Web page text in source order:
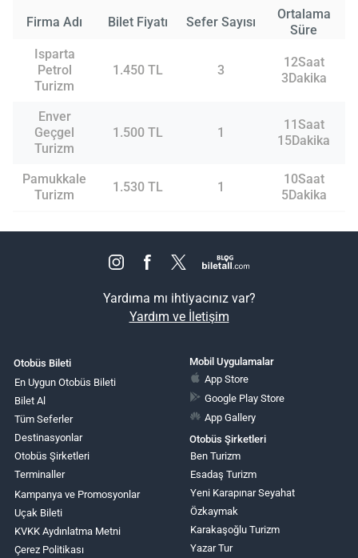
Firma Adı Bilet Fiyatı Sefer Sayısı
Ortalama
Süre
Isparta
Petrol
Turizm
1.450 TL 3
12Saat
3Dakika
Enver
Geçgel
Turizm
1.500 TL 1
11Saat
15Dakika
Pamukkale
Turizm
1.530 TL 1
10Saat
5Dakika
Yardıma mı ihtiyacınız var?
Yardım ve İletişim
Otobüs Bileti
En Uygun Otobüs Bileti
Bilet Al
Tüm Seferler
Destinasyonlar
Otobüs Şirketleri
Terminaller
Kampanya ve Promosyonlar
Uçak Bileti
KVKK Aydınlatma Metni
Çerez Politikası
Mobil Uygulamalar
App Store
Google Play Store
App Gallery
Otobüs Şirketleri
Ben Turizm
Esadaş Turizm
Yeni Karapınar Seyahat
Özkaymak
Karakaşoğlu Turizm
Yazar Tur